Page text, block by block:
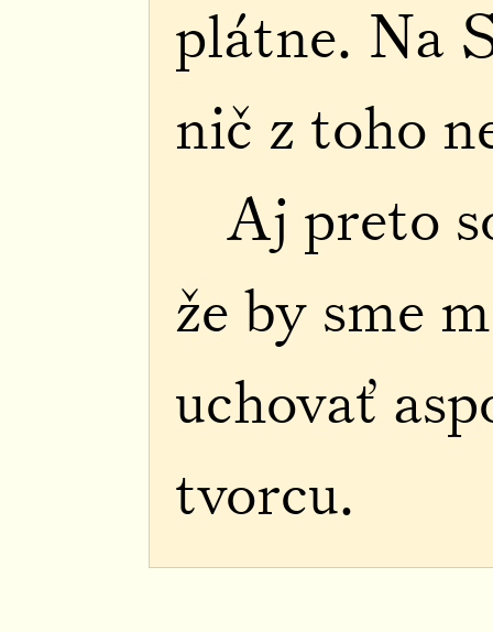
plátne. Na
nič z toho
Aj preto
že by sme
uchovať
tvorcu.